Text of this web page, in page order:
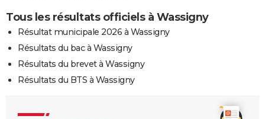
Tous les résultats officiels à Wassigny
Résultat municipale 2026 à Wassigny
Résultats du bac à Wassigny
Résultats du brevet à Wassigny
Résultats du BTS à Wassigny